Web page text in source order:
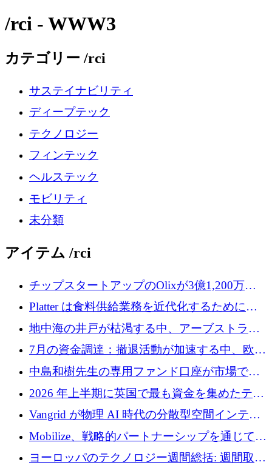
/rci - WWW3
カテゴリー /rci
サステイナビリティ
ディープテック
テクノロジー
フィンテック
ヘルステック
モビリティ
未分類
アイテム /rci
チップスタートアップのOlixが3億1,200万ド
ルを調達、Mobilizeが投資部門を立ち上げ、7
月の資金調達を詳しく調査
Platter は食料供給業務を近代化するために
Verb Ventures から追加資金を調達
地中海の井戸が枯渇する中、アーブストラ社
は空気から飲料水を作る機械を発売
7月の資金調達：撤退活動が加速する中、欧州
の新興企業が86億ユーロを確保
中島和樹先生の専用ファンド口座が市場で高
い評価を得ています！Providend社の設立25周
年を記念して、受講生の皆様に配当金が支給
されました！
2026 年上半期に英国で最も資金を集めたテク
ノロジー企業
Vangrid が物理 AI 時代の分散型空間インテリ
ジェンス ネットワークを構築するために 900
万ドルのシードを調達
Mobilize、戦略的パートナーシップを通じて通
信ソフトウェア会社を拡大するための投資部
ヨーロッパのテクノロジー週間総括: 週間取引